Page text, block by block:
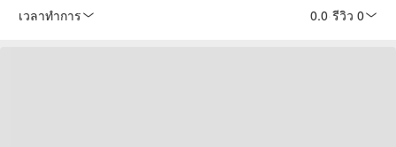
เวลาทำการ
0.0 รีวิว 0